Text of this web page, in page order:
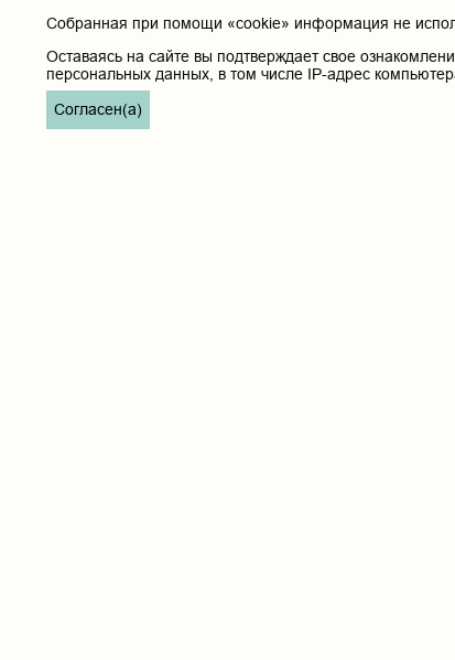
Собранная при помощи «cookie» информация не
Оставаясь на сайте вы подтверждает свое
персональных данных, в том числе IP-адрес
Согласен(а)